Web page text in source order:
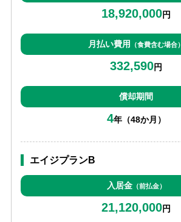
18,920,000円
月払い費用 （食費含む場合）
332,590円
償却期間
4年（48か月）
エイジプランB
入居金（前払金）
21,120,000円